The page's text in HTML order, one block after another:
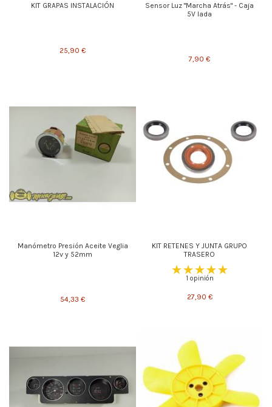
KIT GRAPAS INSTALACIÓN
25,90 €
Sensor Luz "Marcha Atrás" - Caja
5V lada
7,90 €
Manómetro Presión Aceite Veglia
12v y 52mm
54,33 €
KIT RETENES Y JUNTA GRUPO
TRASERO
1 opinión
27,90 €